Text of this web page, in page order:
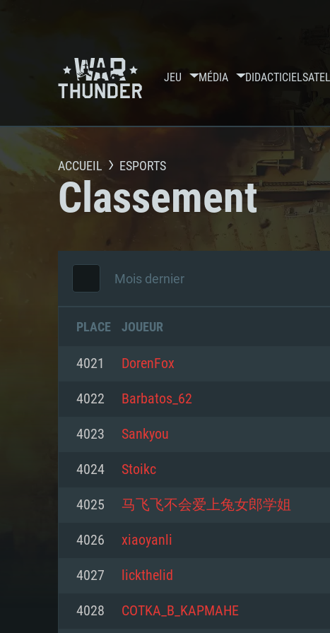
JEU MÉDIA DIDACTICIELS
ACCUEIL ESPORTS
Classement
Mois dernier
PLACE JOUEUR
4021 DorenFox
4022 Barbatos_62
4023 Sankyou
4024 Stoikc
4025 马飞飞不会爱上兔女郎学姐
4026 xiaoyanli
4027 lickthelid
4028 COTKA_B_KAPMAHE